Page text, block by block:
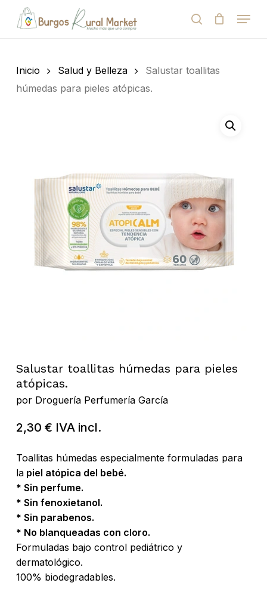
de
productos
search
Menu
Cart
Inicio Salud y Belleza
Salustar toallitas
húmedas para pieles atópicas.
Salustar toallitas húmedas para pieles
atópicas.
por Droguería Perfumería García
2,30 € IVA incl.
Toallitas húmedas especialmente formuladas para
lapiel atópica del bebé.
* Sin perfume.
* Sin fenoxietanol.
* Sin parabenos.
* No blanqueadas con cloro.
Formuladas bajo control pediátrico y
dermatológico.
100% biodegradables.